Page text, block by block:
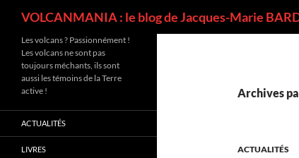
VOLCANMANIA : le blog de Jacques-Marie
Archives
ACTUALITÉS
Les volcans ? Passionnément !
Les volcans ne sont pas
toujours méchants, ils sont
aussi les témoins de la Terre
active !
ACTUALITÉS
LIVRES